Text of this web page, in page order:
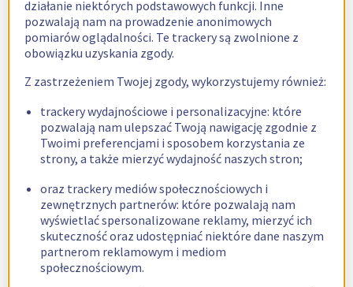
działanie niektórych podstawowych funkcji. Inne
pozwalają nam na prowadzenie anonimowych
pomiarów oglądalności. Te trackery są zwolnione z
obowiązku uzyskania zgody.
Z zastrzeżeniem Twojej zgody, wykorzystujemy również:
trackery wydajnościowe i personalizacyjne: które
pozwalają nam ulepszać Twoją nawigację zgodnie z
Twoimi preferencjami i sposobem korzystania ze
strony, a także mierzyć wydajność naszych stron;
oraz trackery mediów społecznościowych i
zewnętrznych partnerów: które pozwalają nam
wyświetlać spersonalizowane reklamy, mierzyć ich
skuteczność oraz udostępniać niektóre dane naszym
partnerom reklamowym i mediom
społecznościowym.